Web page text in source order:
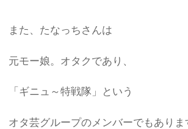
また、たなっちさんは
元モー娘。オタクであり、
「ギニュ～特戦隊」という
オタ芸グループのメンバーでもありま